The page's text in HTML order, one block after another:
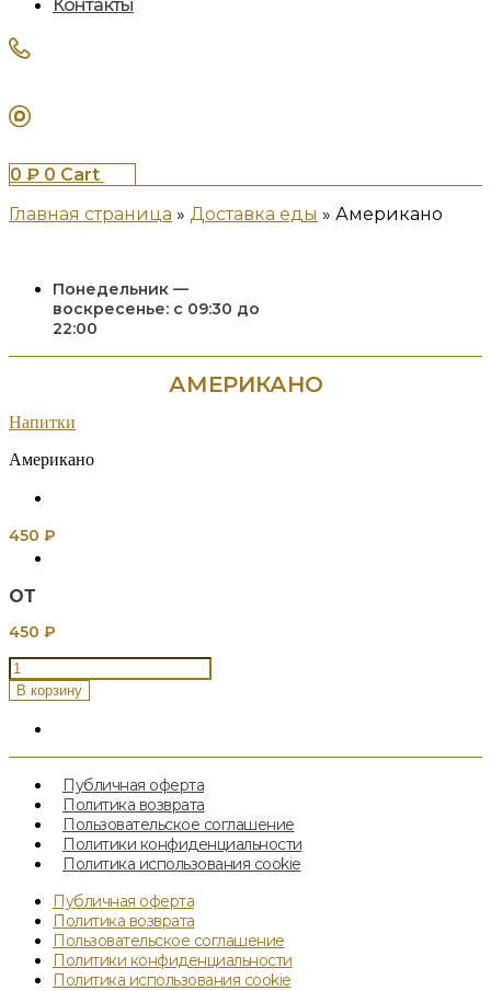
Контакты
0 ₽ 0 Cart
Главная страница » Доставка еды » Американо
Понедельник —
воскресенье: с 09:30 до
22:00
АМЕРИКАНО
Напитки
Американо
450 ₽
ОТ
450 ₽
Количество
товара
Американо
В корзину
Публичная оферта
Политика возврата
Пользовательское соглашение
Политики конфиденциальности
Политика использования cookie
Публичная оферта
Политика возврата
Пользовательское соглашение
Политики конфиденциальности
Политика использования cookie